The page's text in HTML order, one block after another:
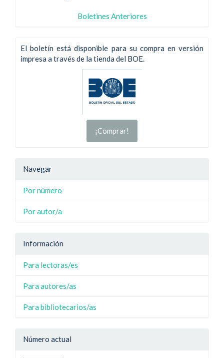
Boletines Anteriores
El boletín está disponible para su compra en versión
impresa a través de la tienda del BOE.
¡Comprar!
Navegar
Por número
Por autor/a
Información
Para lectoras/es
Para autores/as
Para bibliotecarios/as
Número actual